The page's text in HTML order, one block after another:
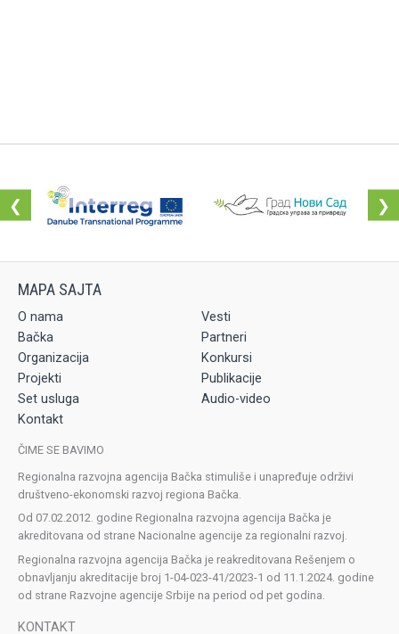
❮ ❯
O nama
Vesti
Bačka
Partneri
Organizacija
Konkursi
Projekti
Publikacije
Set usluga
Audio-video
Kontakt
ČIME SE BAVIMO
Regionalna razvojna agencija Bačka stimuliše i unapređuje održivi
društveno-ekonomski razvoj regiona Bačka.
Od 07.02.2012. godine Regionalna razvojna agencija Bačka je
akreditovana od strane Nacionalne agencije za regionalni razvoj.
Regionalna razvojna agencija Bačka je reakreditovana Rešenjem o
obnavljanju akreditacije broj 1-04-023-41/2023-1 od 11.1.2024. godine
od strane Razvojne agencije Srbije na period od pet godina.
KONTAKT